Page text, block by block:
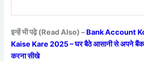
इन्हें भी पढ़े (Read Also) –Bank Account
Kaise Kare 2025 – घर बैठे आसानी से अपने
करना सीखे